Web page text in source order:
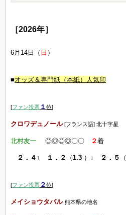
［2026年］
6月14日（ 日 ）
■オッズ＆専門紙（本紙）人気印
[ファン投票 １ 位]
クロワデュノール[フランス語] 北十字星
北村友一 ◎◎◎◎〇〇 ２着
２．４ ↑ １．２ （1.3-）↓ ２．５ （
[ファン投票 ２位]
メイショウタバル 熊本県の地名